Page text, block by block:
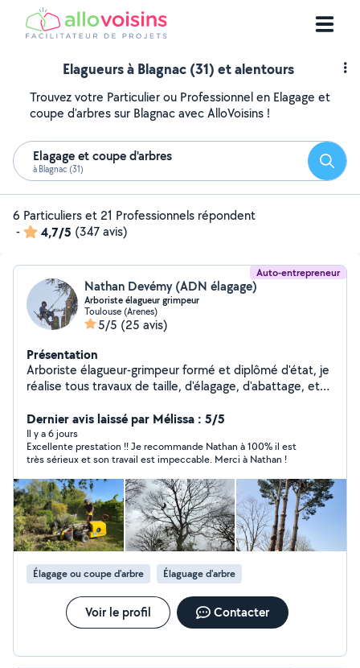
Elagueurs à Blagnac (31) et alentours
Trouvez votre Particulier ou Professionnel en Elagage et
coupe d'arbres sur Blagnac avec AlloVoisins !
Elagage et coupe d'arbres
à Blagnac (31)
6 Particuliers et 21 Professionnels répondent
-
4,7/5 (347 avis)
Auto-entrepreneur
Nathan Devémy (ADN élagage)
Arboriste élagueur grimpeur
Toulouse (Arenes)
5/5 (25 avis)
Présentation
Arboriste élagueur-grimpeur formé et diplômé d'état, je
réalise tous travaux de taille, d'élagage, d'abattage, et
complexe. Passionné et respectueux de l'arbre et de
son milieu, je suis à votre écoute pour vous conseiller au
mieux dans la gestion de votre patrimoine arboré. Je
propose également la taille et le rabattage de haies, le
débroussaillage et le broyage de branches. N'hésitez
pas à me contacter pour toute demande. Assurance
professionnelle toutes hauteurs, travaux sur corde ou en
nacelle.
Dernier avis laissé par Mélissa : 5/5
Il y a 6 jours
Excellente prestation !! Je recommande Nathan à 100% il est
très sérieux et son travail est impeccable. Merci à Nathan !
Élagage ou coupe d'arbre Élaguage d'arbre
Voir le profil Contacter